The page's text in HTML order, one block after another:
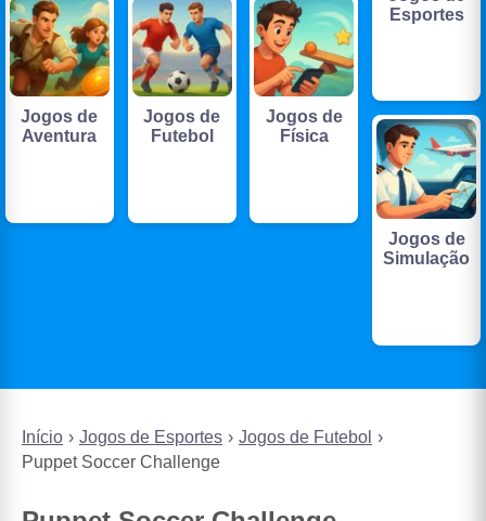
Início Jogos de Esportes
Jogos de Futebol
Puppet Soccer Challenge
Esportes
Jogos de
Aventura
Jogos de
Futebol
Jogos de
Física
Jogos de
Simulação